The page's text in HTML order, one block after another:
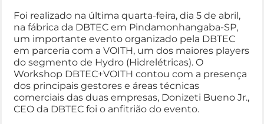
Foi realizado na última quarta-feira, dia 5 de abril,
na fábrica da DBTEC em Pindamonhangaba-SP,
um importante evento organizado pela DBTEC
em parceria com a VOITH, um dos maiores players
do segmento de Hydro (Hidrelétricas). O
Workshop DBTEC+VOITH contou com a presença
dos principais gestores e áreas técnicas
comerciais das duas empresas, Donizeti Bueno Jr.,
CEO da DBTEC foi o anfitrião do evento.